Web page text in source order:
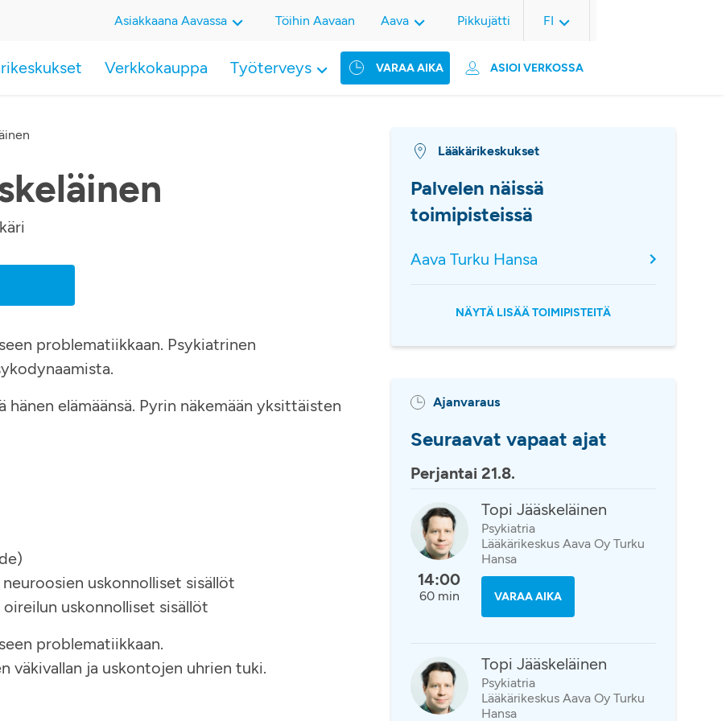
VARAA AIKA ASIOI VERKOSSA
Verkkokauppa Työterveys
Asiakkaana Aavassa Töihin Aavaan Aava Pikkujätti FI
problematiikkaan. Psykiatrinen
elämäänsä. Pyrin näkemään yksittäisten
uskonnolliset sisällöt
uskonnolliset sisällöt
problematiikkaan.
väkivallan ja uskontojen uhrien tuki.
Lääkärikeskukset
Palvelen näissä
toimipisteissä
Aava Turku Hansa
NÄYTÄ LISÄÄ TOIMIPISTEITÄ
Ajanvaraus
Seuraavat vapaat ajat
Perjantai 21.8.
14:00
60 min
Topi Jääskeläinen
Psykiatria
Lääkärikeskus Aava Oy Turku
Hansa
VARAA AIKA
Topi Jääskeläinen
Psykiatria
Lääkärikeskus Aava Oy Turku
Hansa